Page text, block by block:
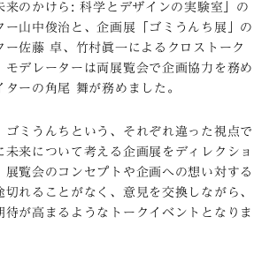
来のかけら: 科学とデザインの実験室」の
ー山中俊治と、企画展「ゴミうんち展」の
ー佐藤 卓、竹村眞一によるクロストーク
モデレーターは両展覧会で企画協力を務め
ターの角尾 舞が務めました。
ゴミうんちという、それぞれ違った視点で
未来について考える企画展をディレクショ
展覧会のコンセプトや企画への想い対する
切れることがなく、意見を交換しながら、
待が高まるようなトークイベントとなりま